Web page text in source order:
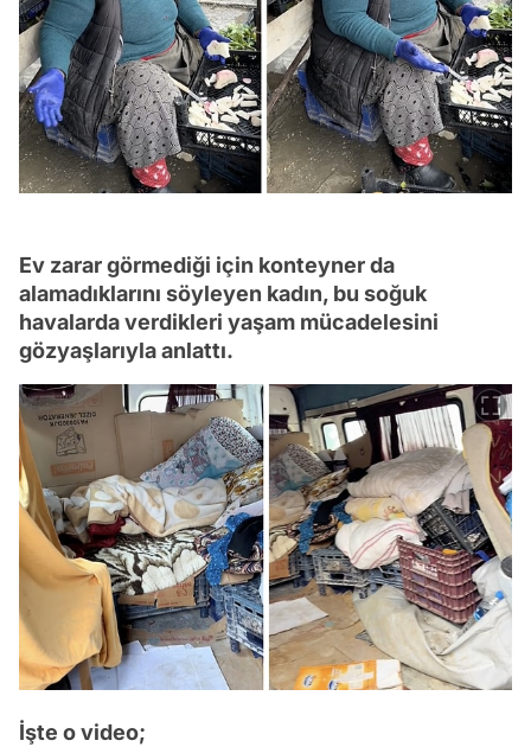
Ev zarar görmediği için konteyner da
alamadıklarını söyleyen kadın, bu soğuk
havalarda verdikleri yaşam mücadelesini
gözyaşlarıyla anlattı.
İşte o video;